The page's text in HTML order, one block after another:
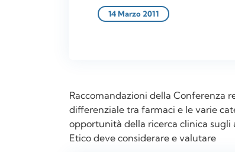
14 Marzo 2011
Raccomandazioni della Conferenza
differenziale tra farmaci e le varie
opportunità della ricerca clinica
Etico deve considerare e valutare